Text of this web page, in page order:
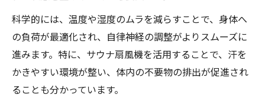
科学的には、温度や湿度のムラを減らすことで、身体へ
の負荷が最適化され、自律神経の調整がよりスムーズに
進みます。特に、サウナ扇風機を活用することで、汗を
かきやすい環境が整い、体内の不要物の排出が促進され
ることも分かっています。